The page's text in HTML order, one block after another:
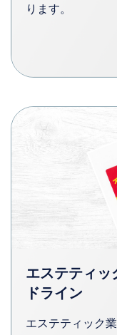
ります。
エステティッ
ドライン
エステティック